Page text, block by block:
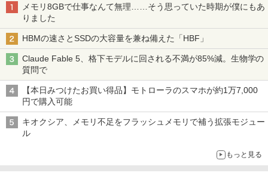
メモリ8GBで仕事なんて無理……そう思っていた時期が僕にもあ
りました
HBMの速さとSSDの大容量を兼ね備えた「HBF」
Claude Fable 5、格下モデルに回される不満が85%減。生物学の
質問で
【本日みつけたお買い得品】モトローラのスマホが約1万7,000
円で購入可能
キオクシア、メモリ不足をフラッシュメモリで補う拡張モジュー
ル
もっと見る